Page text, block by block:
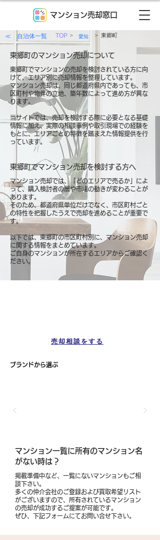
マンション売却窓口
≪ 自治体一覧 TOP > 愛知 > 東郷町
東郷町のマンション売却について
東郷町でマンションの売却を検討されている方に向
けて、エリア別に売却情報を整理しています。
マンション売却は、同じ都道府県内であっても、市
区町村や物件の立地、築年数によって進め方が異な
ります。
当サイトでは、売却を検討する際に必要となる基礎
情報に加え、実際の相談事例や取引現場での経験を
もとに、エリアごとの特徴を踏まえた情報提供を行
っています。
東郷町でマンション売却を検討する方へ
マンション売却では、「どのエリアで売るか」によ
って、購入検討者の層や市場の動きが変わることが
あります。
そのため、都道府県単位だけでなく、市区町村ごと
の特性を把握したうえで売却を進めることが重要で
す。
以下では、東郷町の市区町村別に、マンション売却
に関する情報をまとめています。
ご自身のマンションが所在するエリアからご確認く
ださい。
売却相談をする
ブランドから選ぶ
​マンション一覧に所有のマンション名
がない時は？
掲載準備中など、一覧にないマンションもご相
談下さい。
多くの仲介会社のご登録および買取希望リスト
がございますので、所有されているマンション
の売却が成功するご提案が可能です。
​ぜひ、下記フォームにてお問い合せ下さい。